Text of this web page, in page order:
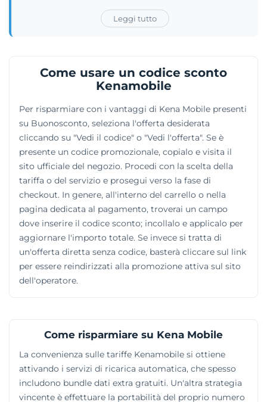
navigazione internet ad alta velocità, con opzioni di
pagamento basate su rinnovi mensili o su convenienti
privata e una pratica applicazione scaricabile sui
dispositivi. Questi strumenti digitali garantiscono
variare le funzioni attive sulla propria linea.
Leggi tutto
Come usare un codice sconto
Kenamobile
Per risparmiare con i vantaggi di Kena Mobile presenti
su Buonosconto, seleziona l'offerta desiderata
cliccando su "Vedi il codice" o "Vedi l'offerta". Se è
presente un codice promozionale, copialo e visita il
sito ufficiale del negozio. Procedi con la scelta della
tariffa o del servizio e prosegui verso la fase di
checkout. In genere, all'interno del carrello o nella
pagina dedicata al pagamento, troverai un campo
dove inserire il codice sconto; incollalo e applicalo per
aggiornare l'importo totale. Se invece si tratta di
un'offerta diretta senza codice, basterà cliccare sul link
per essere reindirizzati alla promozione attiva sul sito
dell'operatore.
Come risparmiare su Kena Mobile
La convenienza sulle tariffe Kenamobile si ottiene
attivando i servizi di ricarica automatica, che spesso
includono bundle dati extra gratuiti. Un'altra strategia
vincente è effettuare la portabilità del proprio numero